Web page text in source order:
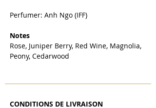
Perfumer: Anh Ngo (IFF)
Notes
Rose, Juniper Berry, Red Wine, Magnolia,
Peony, Cedarwood
CONDITIONS DE LIVRAISON